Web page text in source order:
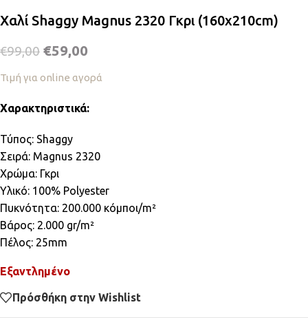
Χαλί Shaggy Magnus 2320 Γκρι (160x210cm)
€99,00 €59,00
Τιμή για online αγορά
Χαρακτηριστικά:
Τύπος: Shaggy
Σειρά: Magnus 2320
Χρώμα: Γκρι
Υλικό: 100% Polyester
Πυκνότητα: 200.000 κόμποι/m²
Βάρος: 2.000 gr/m²
Πέλος: 25mm
Εξαντλημένο
Πρόσθήκη στην Wishlist